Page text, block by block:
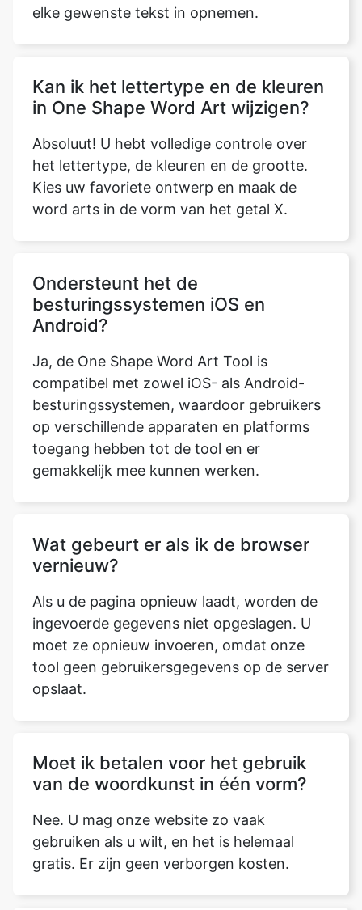
elke gewenste tekst in opnemen.
Kan ik het lettertype en de kleuren
in One Shape Word Art wijzigen?
Absoluut! U hebt volledige controle over
het lettertype, de kleuren en de grootte.
Kies uw favoriete ontwerp en maak de
word arts in de vorm van het getal X.
Ondersteunt het de
besturingssystemen iOS en
Android?
Ja, de One Shape Word Art Tool is
compatibel met zowel iOS- als Android-
besturingssystemen, waardoor gebruikers
op verschillende apparaten en platforms
toegang hebben tot de tool en er
gemakkelijk mee kunnen werken.
Wat gebeurt er als ik de browser
vernieuw?
Als u de pagina opnieuw laadt, worden de
ingevoerde gegevens niet opgeslagen. U
moet ze opnieuw invoeren, omdat onze
tool geen gebruikersgegevens op de server
opslaat.
Moet ik betalen voor het gebruik
van de woordkunst in één vorm?
Nee. U mag onze website zo vaak
gebruiken als u wilt, en het is helemaal
gratis. Er zijn geen verborgen kosten.